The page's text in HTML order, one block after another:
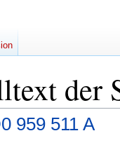
der
959 511 A